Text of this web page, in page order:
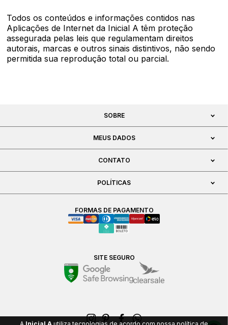
Todos os conteúdos e informações contidos nas
Aplicações de Internet da Inicial A têm proteção
assegurada pelas leis que regulamentam direitos
autorais, marcas e outros sinais distintivos, não sendo
permitida sua reprodução total ou parcial.
SOBRE
MEUS DADOS
CONTATO
POLÍTICAS
FORMAS DE PAGAMENTO
SITE SEGURO